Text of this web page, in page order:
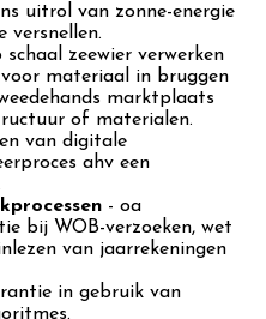
uitrol van zonne-energie
versnellen.
schaal zeewier verwerken
materiaal in bruggen
marktplaats
of materialen.
van digitale
ahv een
- oa
bij WOB-verzoeken, wet
van jaarrekeningen
in gebruik van